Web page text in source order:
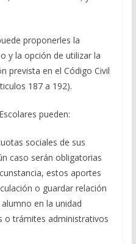
proponerles la
y la opción de utilizar la
prevista en el Código Civil
187 a 192).
pueden:
sociales de sus
caso serán obligatorias
estos aportes
o guardar relación
en la unidad
o trámites administrativos